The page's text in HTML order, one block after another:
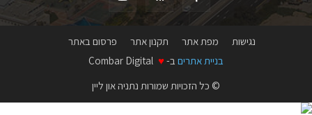
נגישות מפת אתר תקנון אתר
פרסום באתר
בניית אתרים ב- ♥
© כל הזכויות שמורות נתניה און ליין